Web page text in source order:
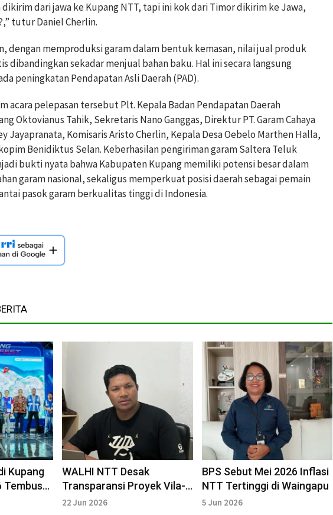
dikirim dari jawa ke Kupang NTT, tapi ini kok dari Timor dikirim ke Jawa,
tutur Daniel Cherlin.
dengan memproduksi garam dalam bentuk kemasan, nilai jual produk
dibandingkan sekadar menjual bahan baku. Hal ini secara langsung
peningkatan Pendapatan Asli Daerah (PAD).
acara pelepasan tersebut Plt. Kepala Badan Pendapatan Daerah
Oktovianus Tahik, Sekretaris Nano Ganggas, Direktur PT. Garam Cahaya
Jayapranata, Komisaris Aristo Cherlin, Kepala Desa Oebelo Marthen Halla,
Benidiktus Selan. Keberhasilan pengiriman garam Saltera Teluk
bukti nyata bahwa Kabupaten Kupang memiliki potensi besar dalam
garam nasional, sekaligus memperkuat posisi daerah sebagai pemain
pasok garam berkualitas tinggi di Indonesia.
Kupang
Tembus
Rp157
WALHI NTT Desak
Transparansi Proyek Vila-
Galangan di Wairterang
22 Jun 2026
BPS Sebut Mei 2026 Inflasi
NTT Tertinggi di Waingapu
5 Jun 2026